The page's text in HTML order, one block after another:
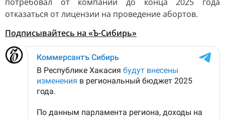
отказаться от лицензии на проведение абортов.
Подписывайтесь на «Ъ-Сибирь»